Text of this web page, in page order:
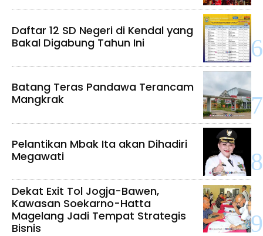
Daftar 12 SD Negeri di Kendal yang
Bakal Digabung Tahun Ini
Batang Teras Pandawa Terancam
Mangkrak
Pelantikan Mbak Ita akan Dihadiri
Megawati
Dekat Exit Tol Jogja-Bawen,
Kawasan Soekarno-Hatta
Magelang Jadi Tempat Strategis
Bisnis